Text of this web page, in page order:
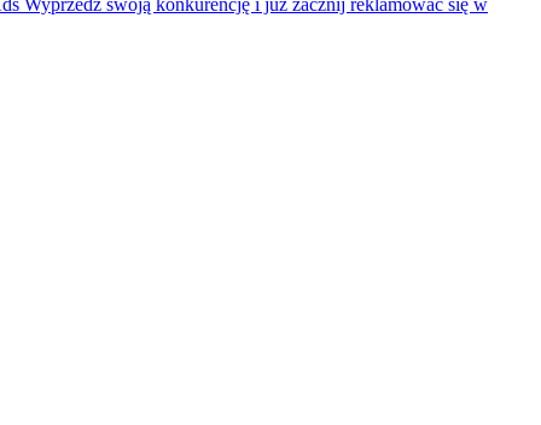
Wyprzedź swoją konkurencję i już zacznij reklamować się w